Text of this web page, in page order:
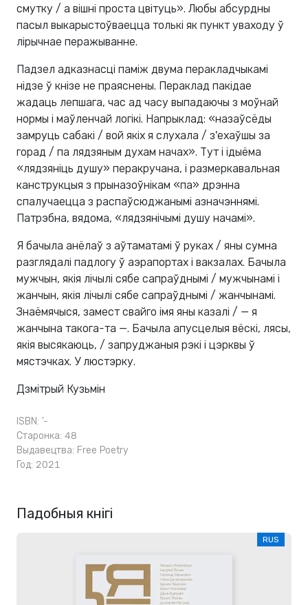
смутку / а вішні проста цвітуць». Любы абсурдны
пасыл выкарыстоўваецца толькі як пункт уваходу ў
лірычнае перажыванне.
Падзел адказнасці паміж двума перакладчыкамі
нідзе ў кнізе не праяснены. Пераклад пакідае
жадаць лепшага, час ад часу выпадаючы з моўнай
нормы і маўленчай логікі. Напрыклад: «назаўсёды
замруць сабакі / вой якіх я слухала / з'ехаўшы за
горад / па лядзяным духам начах». Тут і ідыёма
«лядзянiць душу» перакручана, і размеркавальная
канструкцыя з прыназоўнікам «па» дрэнна
спалучаецца з распаўсюджанымі азначэннямі.
Патрэбна, вядома, «лядзянiчымi душу начамі».
Я бачыла анёлаў з аўтаматамі ў руках / яны сумна
разглядалі падлогу ў аэрапортах і вакзалах. Бачыла
мужчын, якія лічылі сябе сапраўднымі / мужчынамі і
жанчын, якія лічылі сябе сапраўднымі / жанчынамі.
Знаёмячыся, замест свайго імя яны казалі / — я
жанчына такога-та —. Бачыла апусцелыя вёскі, лясы,
якія высякаюць, / запруджаныя рэкі і цэрквы ў
мястэчках. У люстэрку.
Дзмітрый Кузьмін
ISBN: '-
Старонка: 48
Выдавецтва: Free Poetry
Год: 2021
Падобныя кнігі
RUS